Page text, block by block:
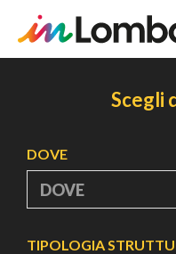
Scegli
DOVE
TIPOLOGIA